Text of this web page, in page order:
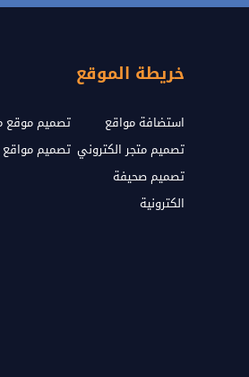
خريطة الموقع
استضافة مواقع
تصميم موقع
تصميم متجر الكتروني تصميم مواقع
تصميم صحيفة
الكترونية